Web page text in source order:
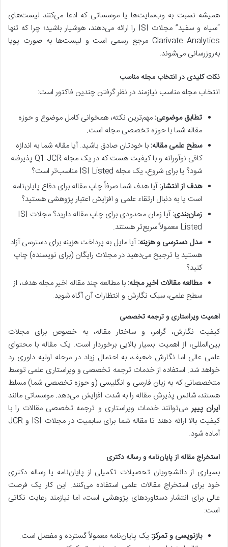
همیشه نسبت به وب‌سایت‌ها یا موسساتی که ادعا می‌کنند لیست‌های
“سیاه و سفید” مجلات ISI را ارائه می‌دهند، هوشیار باشید؛ چرا که تنها
Clarivate Analytics مرجع رسمی است و لیست‌ها به صورت پویا
به‌روزرسانی می‌شوند.
نکات کلیدی در انتخاب مجله مناسب
انتخاب مجله مناسب نیازمند در نظر گرفتن چندین فاکتور است:
تطابق موضوعی: مهم‌ترین نکته، همخوانی کامل موضوع و حوزه
مقاله شما با حوزه تخصصی مجله است.
سطح علمی مقاله: با خودتان صادق باشید. آیا مقاله شما به اندازه
کافی نوآورانه و با کیفیت هست که در یک مجله Q1 JCR پذیرفته
شود؟ یا برای شروع، یک مجله ISI Listed مناسب‌تر است؟
هدف از انتشار:آیا هدف شما صرفاً چاپ مقاله برای دفاع پایان‌نامه
است یا به دنبال ارتقاء علمی و افزایش اعتبار پژوهشی هستید؟
زمان‌بندی:
آیا زمان محدودی برای چاپ مقاله دارید؟ مجلات ISI
Listed معمولاً سریع‌تر هستند.
مدل دسترسی و هزینه:آیا مایل به پرداخت هزینه برای دسترسی آزاد
هستید یا ترجیح می‌دهید در مجلات رایگان (برای نویسنده) چاپ
کنید؟
مطالعه مقالات اخیر مجله: با مطالعه چند مقاله اخیر مجله هدف، از
سطح علمی، سبک نگارش و انتظارات آن آگاه شوید.
اهمیت ویراستاری و ترجمه تخصصی
کیفیت نگارش، گرامر، و ساختار مقاله، به خصوص برای مجلات
بین‌المللی، از اهمیت بسیار بالایی برخوردار است. یک مقاله با محتوای
علمی عالی اما نگارش ضعیف، به احتمال زیاد در مرحله اولیه داوری رد
خواهد شد. استفاده از خدمات ترجمه تخصصی و ویراستاری علمی توسط
متخصصانی که به زبان فارسی و انگلیسی (و حوزه تخصصی شما) مسلط
هستند، شانس پذیرش مقاله را به شدت افزایش می‌دهد. موسساتی مانند
ایران پیپرمی‌توانند خدمات ویراستاری و ترجمه تخصصی مقالات را با
کیفیت بالا ارائه دهند تا مقاله شما برای سابمیت در مجلات ISI و JCR
آماده شود.
استخراج مقاله از پایان‌نامه و رساله دکتری
بسیاری از دانشجویان تحصیلات تکمیلی از پایان‌نامه یا رساله دکتری
خود برای استخراج مقالات علمی استفاده می‌کنند. این کار یک فرصت
عالی برای انتشار دستاوردهای پژوهشی است، اما نیازمند رعایت نکاتی
است:
بازنویسی و تمرکز: یک پایان‌نامه معمولاً گسترده و مفصل است.